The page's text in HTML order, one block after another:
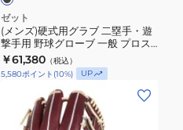
ッ
フ
DUAL
DS
WBW102894
二
塁
手・
遊
ゼット
(メンズ)硬式用グラブ 二塁手・遊
撃手用 野球グローブ 一般 プロス
テイタスSE BPROG565S-1932N
￥61,380 （税込）
5,580ポイント (10%) UP
ズ、